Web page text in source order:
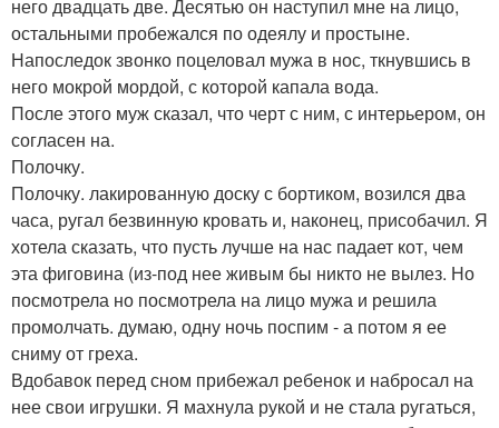
него двадцать две. Десятью он наступил мне на лицо,
остальными пробежался по одеялу и простыне.
Напоследок звонко поцеловал мужа в нос, ткнувшись в
него мокрой мордой, с которой капала вода.
После этого муж сказал, что черт с ним, с интерьером, он
согласен на.
Полочку.
Полочку. лакированную доску с бортиком, возился два
часа, ругал безвинную кровать и, наконец, присобачил. Я
хотела сказать, что пусть лучше на нас падает кот, чем
эта фиговина (из-под нее живым бы никто не вылез. Но
посмотрела но посмотрела на лицо мужа и решила
промолчать. думаю, одну ночь поспим - а потом я ее
сниму от греха.
Вдобавок перед сном прибежал ребенок и набросал на
нее свои игрушки. Я махнула рукой и не стала ругаться,